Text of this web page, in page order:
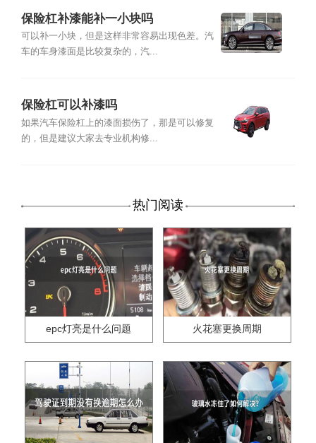
保险杠补漆能补一小块吗
可以补一小块，但是这样非常容易出现色差。汽
车的车身漆面是比较复杂的，汽...
保险杠可以补漆吗
如果汽车保险杠上的漆面损伤了，那是可以修复
的，但是建议大家去专业机构修...
热门阅读
epc灯亮是什么问题 火花塞更换周期